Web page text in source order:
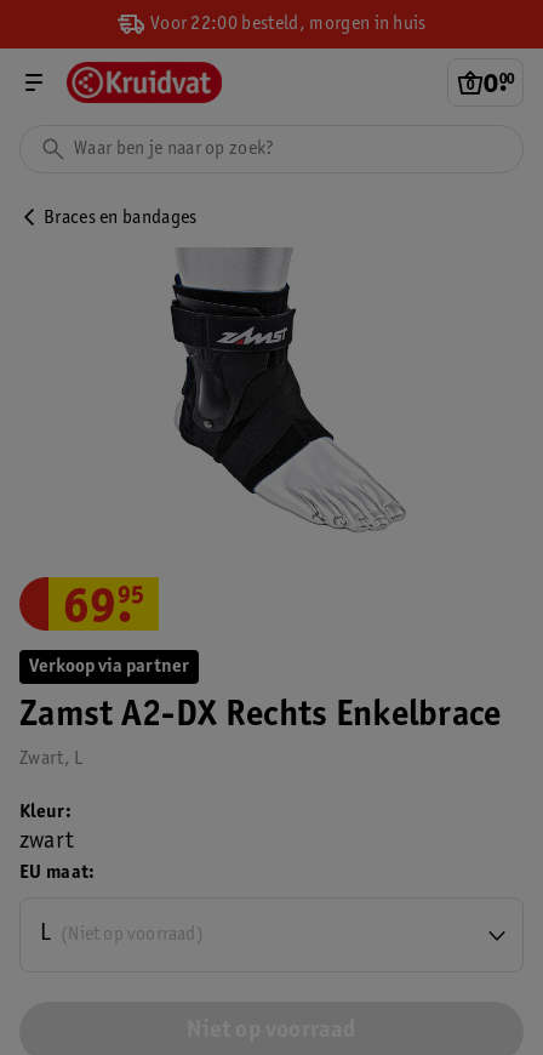
Voor 22:00 besteld, morgen in huis
0.
00
Braces en bandages
Verkoop via partner
Zamst A2-DX Rechts Enkelbrace
Zwart, L
69.
95
EU maat
(Niet op voorraad)
L
Kleur
zwart